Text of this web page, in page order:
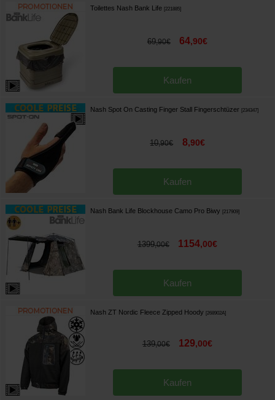
Toilettes Nash Bank Life 221885]
69,90€ 64,90€
Kaufen
Nash Spot On Casting Finger Stall Fingerschtüzer 234347]
10,90€ 8,90€
Kaufen
Nash Bank Life Blockhouse Camo Pro Biwy 217909]
1399,00€ 1154,00€
Kaufen
Nash ZT Nordic Fleece Zipped Hoody 268902A]
139,00€ 129,00€
Kaufen